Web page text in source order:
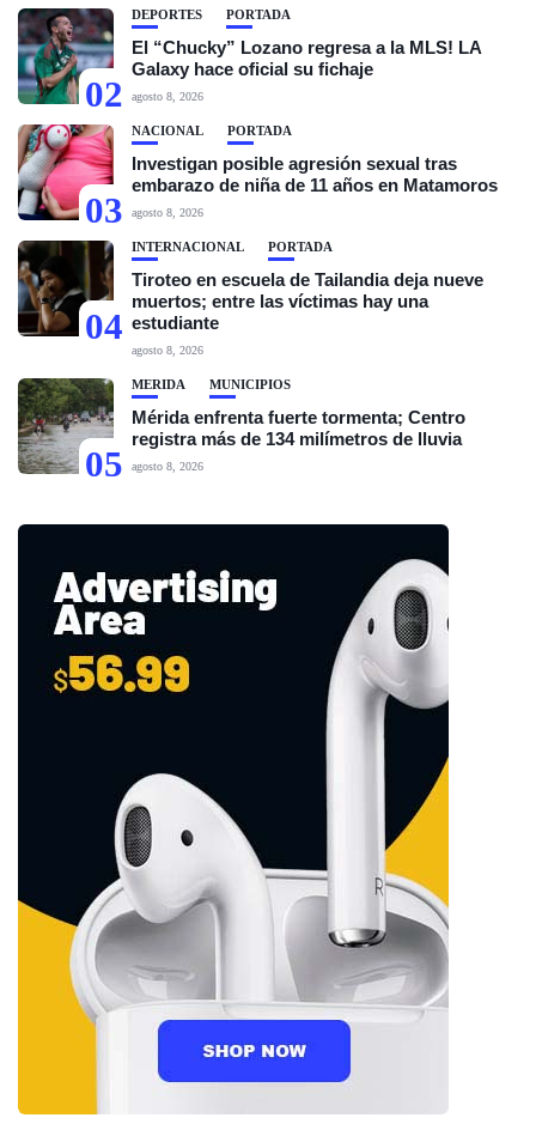
02
DEPORTES PORTADA
El “Chucky” Lozano regresa a la MLS! LA
Galaxy hace oficial su fichaje
agosto 8, 2026
03
NACIONAL PORTADA
Investigan posible agresión sexual tras
embarazo de niña de 11 años en Matamoros
agosto 8, 2026
04
INTERNACIONAL PORTADA
Tiroteo en escuela de Tailandia deja nueve
muertos; entre las víctimas hay una
estudiante
agosto 8, 2026
05
MÉRIDA MUNICIPIOS
Mérida enfrenta fuerte tormenta; Centro
registra más de 134 milímetros de lluvia
agosto 8, 2026